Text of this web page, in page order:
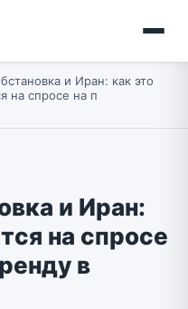
и Иран: как это
на спросе на п
и Иран:
на спросе
в